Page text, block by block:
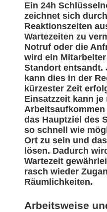
Ein 24h
zeichnet sich
Reaktionszeiten
Wartezeiten zu
Notruf oder die
wird ein
Standort entsandt.
kann dies in der
kürzester Zeit
Einsatzzeit kann je
das Hauptziel des
so schnell wie
Ort zu sein und
lösen. Dadurch
Wartezeit
rasch wieder
Räumlichkeiten.
Arbeitsweise